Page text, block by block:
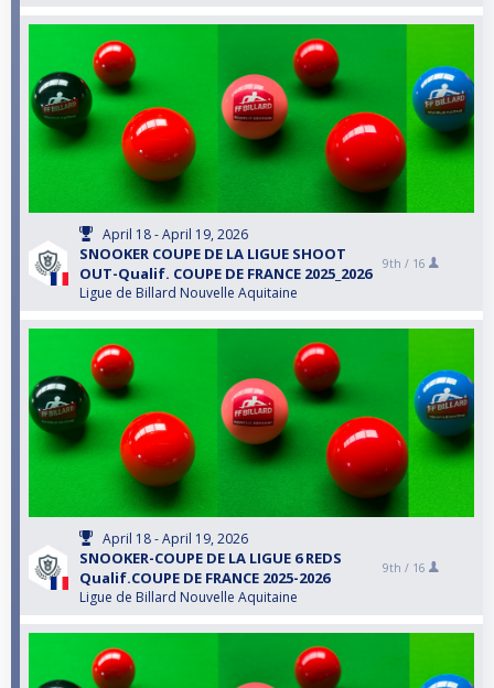
April 18 - April 19, 2026
SNOOKER COUPE DE LA LIGUE SHOOT
OUT-Qualif. COUPE DE FRANCE 2025_2026
Ligue de Billard Nouvelle Aquitaine
9th / 16
April 18 - April 19, 2026
SNOOKER-COUPE DE LA LIGUE 6 REDS
Qualif.COUPE DE FRANCE 2025-2026
Ligue de Billard Nouvelle Aquitaine
9th / 16